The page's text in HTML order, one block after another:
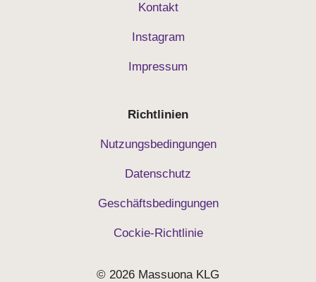
Kontakt
Instagram
Impressum
Richtlinien
Nutzungsbedingungen
Datenschutz
Geschäftsbedingungen
Cockie-Richtlinie
© 2026 Massuona KLG